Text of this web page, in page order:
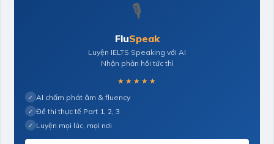
🎙️
FluSpeak
Luyện IELTS Speaking với AI
Nhận phản hồi tức thì
★★★★★
✓ AI chấm phát âm & fluency
✓ Đề thi thực tế Part 1, 2, 3
✓ Luyện mọi lúc, mọi nơi